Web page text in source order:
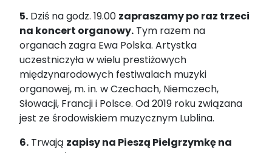
5. Dziś na godz. 19.00 zapraszamy po raz trzeci
na koncert organowy. Tym razem na
organach zagra Ewa Polska. Artystka
uczestniczyła w wielu prestiżowych
międzynarodowych festiwalach muzyki
organowej, m. in. w Czechach, Niemczech,
Słowacji, Francji i Polsce. Od 2019 roku związana
jest ze środowiskiem muzycznym Lublina.
6. Trwają zapisy na Pieszą Pielgrzymkę na